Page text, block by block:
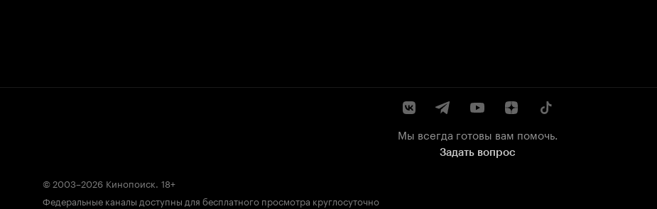
Мы всегда готовы вам помочь.
Задать вопрос
© 2003–2026 Кинопоиск. 18+
Федеральные каналы доступны для бесплатного просмотра круглосуточно